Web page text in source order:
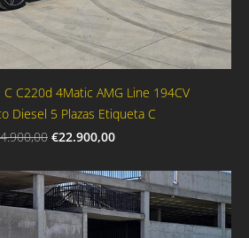
C220d 4Matic AMG Line 194CV
Diesel 5 Plazas Etiqueta C
€22.900,00